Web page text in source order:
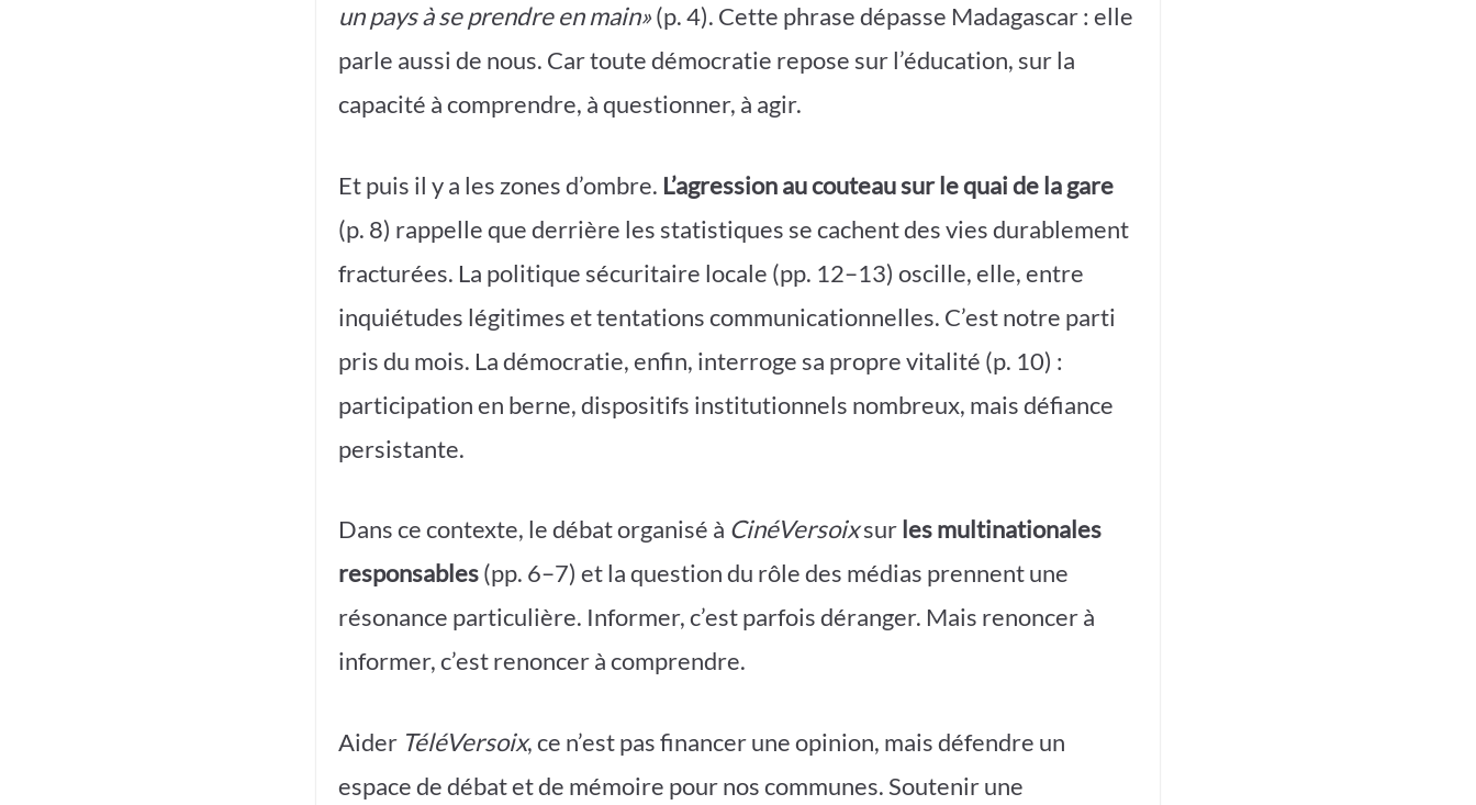
un pays à se prendre en main»(p. 4). Cette phrase dépasse Madagascar : elle
parle aussi de nous. Car toute démocratie repose sur l’éducation, sur la
capacité à comprendre, à questionner, à agir.
Et puis il y a les zones d’ombre. L’agression au couteau sur le quai de la gare
(p. 8) rappelle que derrière les statistiques se cachent des vies durablement
fracturées. La politique sécuritaire locale (pp. 12–13) oscille, elle, entre
inquiétudes légitimes et tentations communicationnelles. C’est notre parti
pris du mois. La démocratie, enfin, interroge sa propre vitalité (p. 10) :
participation en berne, dispositifs institutionnels nombreux, mais défiance
persistante.
Dans ce contexte, le débat organisé à CinéVersoixsurles multinationales
responsables(pp. 6–7) et la question du rôle des médias prennent une
résonance particulière. Informer, c’est parfois déranger. Mais renoncer à
informer, c’est renoncer à comprendre.
Aider TéléVersoix, ce n’est pas financer une opinion, mais défendre un
espace de débat et de mémoire pour nos communes. Soutenir une